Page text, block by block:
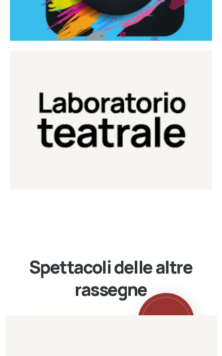
Laboratorio Teatrale
Laboratorio di teatro del Teatro Eduardo de Filippo
Continua
Spettacoli delle altre
rassegne